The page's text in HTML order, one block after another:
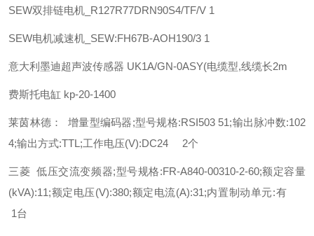
SEW双排链电机_R127R77DRN90S4/TF/V 1
SEW电机减速机_SEW:FH67B-AOH190/3 1
意大利墨迪超声波传感器 UK1A/GN-0ASY(电缆型,线缆长2m
费斯托电缸 kp-20-1400
莱茵林德： 增量型编码器;型号规格:RSI503 51;输出脉冲数:102
4;输出方式:TTL;工作电压(V):DC24 2个
三菱 低压交流变频器;型号规格:FR-A840-00310-2-60;额定容量
(kVA):11;额定电压(V):380;额定电流(A):31;内置制动单元:有
1台